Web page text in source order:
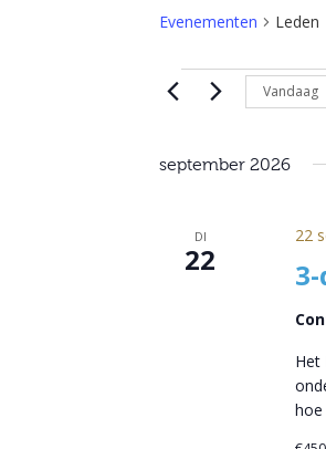
Evenementen Leden
Vandaag
september 2026
DI
22
22
Het
hoe